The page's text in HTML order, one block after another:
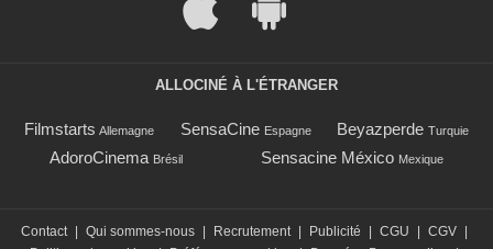
ALLOCINÉ À L'ÉTRANGER
Filmstarts Allemagne SensaCine Espagne Beyazperde Turquie
AdoroCinema Brésil Sensacine México Mexique
Contact Qui sommes-nous Recrutement Publicité CGU CGV